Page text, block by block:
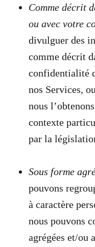
Comme décrit
ou avec votre
divulguer des
comme décrit
confidentialité
nos Services,
nous
contexte
par la
Sous forme
pouvons
à caractère
nous pouvons
agrégées et/ou